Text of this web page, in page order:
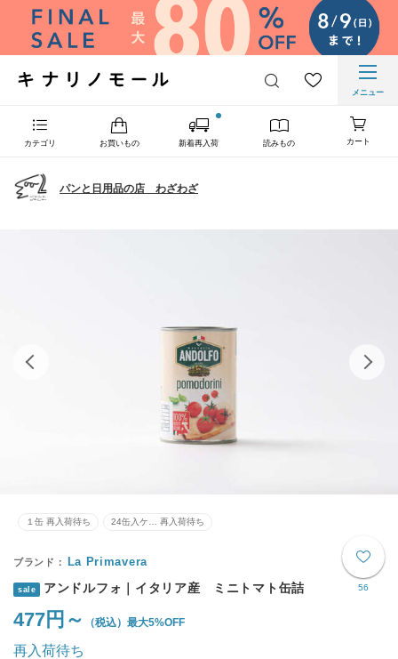
メニュー
カテゴリ お買いもの 新着再入荷 読みもの カート
パンと日用品の店 わざわざ
１缶 再入荷待ち 24缶入ケ… 再入荷待ち
56
La Primavera
sale アンドルフォ｜イタリア産 ミニトマト缶詰
477円～ 最大5%OFF
再入荷待ち